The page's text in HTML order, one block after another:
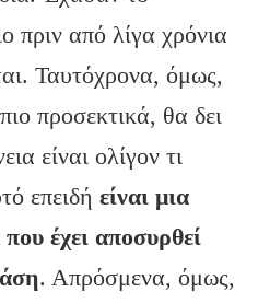
πριν από λίγα χρόνια
Ταυτόχρονα, όμως,
προσεκτικά, θα δει
είναι ολίγον τι
επειδή είναι μια
έχει αποσυρθεί
. Απρόσμενα, όμως,